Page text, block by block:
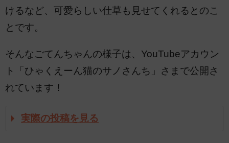
けるなど、可愛らしい仕草も見せてくれるとのこ
とです。
そんなごてんちゃんの様子は、YouTubeアカウン
ト「ひゃくえーん猫のサノさんち」さまで公開さ
れています！
実際の投稿を見る